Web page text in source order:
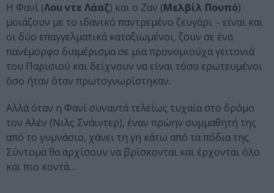
Η Φανί (Λου ντε Λάαζ) και ο Ζαν (Μελβίλ Πουπό)
μοιάζουν με το ιδανικό παντρεμένο ζευγάρι – είναι και
οι δύο επαγγελματικά καταξιωμένοι, ζουν σε ένα
πανέμορφο διαμέρισμα σε μια προνομιούχα γειτονιά
του Παρισιού και δείχνουν να είναι τόσο ερωτευμένοι
όσο ήταν όταν πρωτογνωρίστηκαν.
Αλλά όταν η Φανί συναντά τελείως τυχαία στο δρόμο
τον Αλέν (Νιλς Σνάιντερ), έναν πρώην συμμαθητή της
από το γυμνάσιο, χάνει τη γη κάτω από τα πόδια της.
Σύντομα θα αρχίσουν να βρίσκονται και έρχονται όλο
και πιο κοντά…